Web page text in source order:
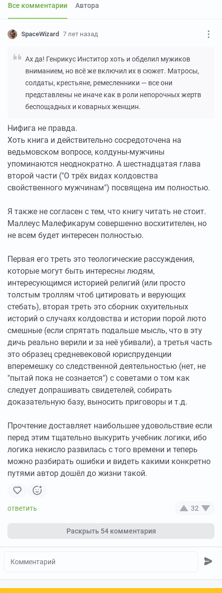
Все комментарии Автора
SpaceWizard 7 лет назад
Ах да! Генрикус Инститор хоть и обделил мужиков
вниманием, но всё же включил их в сюжет. Матросы,
солдаты, крестьяне, ремесленники — все они
представлены не иначе как в роли непорочных жертв
беспощадных и коварных женщин.
Нифига не правда.
Хоть книга и действительно сосредоточена на
ведьмовском вопросе, колдуны-мужчины
упоминаются неоднократно. А шестнадцатая глава
второй части ("О трёх видах колдовства
свойственного мужчинам") посвящена им полностью.
Я также не согласен с тем, что книгу читать не стоит.
Маллеус Малефикарум совершенно восхитителен, но
не всем будет интересен полностью.
Первая его треть это теологические рассуждения,
которые могут быть интересны людям,
интересующимся историей религий (или просто
толстым троллям чтоб цитировать и верующих
стебать), вторая треть это сборник охуительных
историй о случаях колдовства и истории порой люто
смешные (если спрятать подальше мысль, что в эту
дичь реально верили и за неё убивали), а третья часть
это образец средневековой юриспруденции
вперемешку со следственной деятельностью (нет, не
"пытай пока не сознается") с советами о том как
следует допрашивать свидетелей, собирать
доказательную базу, выносить приговоры и т.д.
Прочтение доставляет наибольшее удовольствие если
перед этим тщательно выкурить учебник логики, ибо
логика некисло развилась с того времени и теперь
можно разбирать ошибки и видеть какими конкретно
путями автор дошёл до жизни такой.
32
Раскрыть 54 комментария